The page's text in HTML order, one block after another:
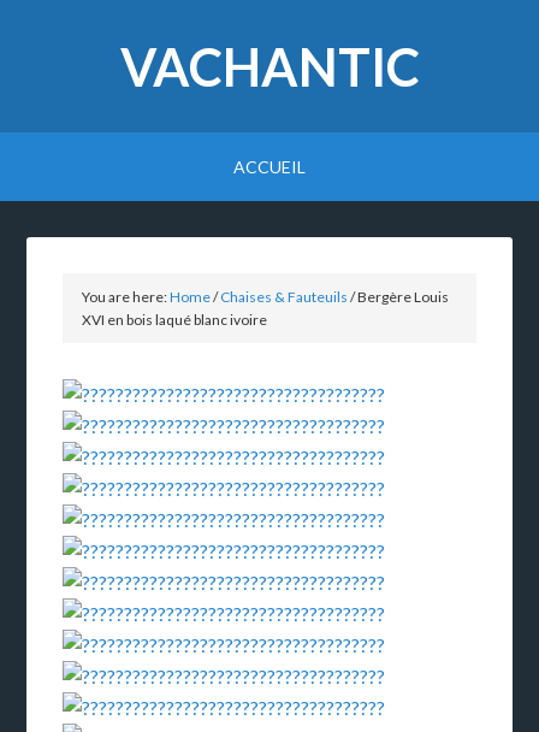
VACHANTIC
ACCUEIL
You are here:Home/Chaises & Fauteuils /Bergère Louis
XVI en bois laqué blanc ivoire